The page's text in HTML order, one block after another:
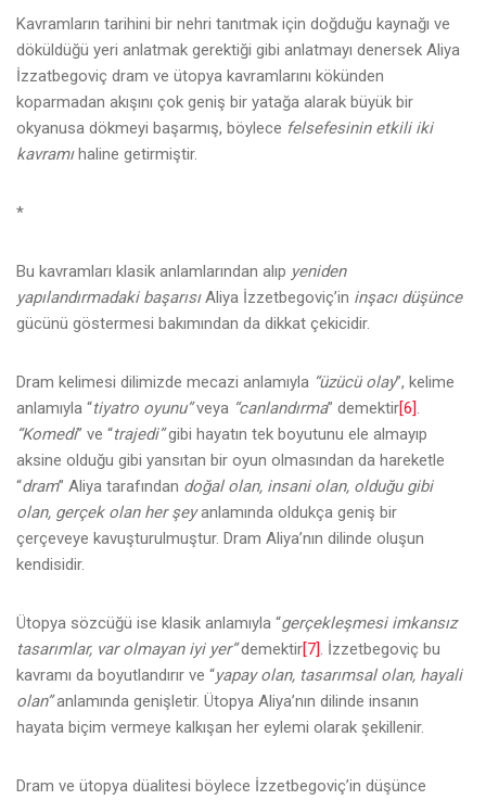
Kavramların tarihini bir nehri tanıtmak için doğduğu kaynağı ve
döküldüğü yeri anlatmak gerektiği gibi anlatmayı denersek Aliya
İzzatbegoviç dram ve ütopya kavramlarını kökünden
koparmadan akışını çok geniş bir yatağa alarak büyük bir
okyanusa dökmeyi başarmış, böylece felsefesinin etkili iki
kavramıhaline getirmiştir.
*
Bu kavramları klasik anlamlarından alıp yeniden
yapılandırmadaki başarısıAliya İzzetbegoviç’in inşacı düşünce
gücünü göstermesi bakımından da dikkat çekicidir.
Dram kelimesi dilimizde mecazi anlamıyla “üzücü olay”, kelime
anlamıyla “tiyatro oyunu”veya “canlandırma” demektir[6]
“Komedi” ve “trajedi”gibi hayatın tek boyutunu ele almayıp
aksine olduğu gibi yansıtan bir oyun olmasından da hareketle
“dram” Aliya tarafından doğal olan, insani olan, olduğu gibi
olan, gerçek olan her şeyanlamında oldukça geniş bir
çerçeveye kavuşturulmuştur. Dram Aliya’nın dilinde oluşun
kendisidir.
Ütopya sözcüğü ise klasik anlamıyla “gerçekleşmesi imkansız
tasarımlar, var olmayan iyi yer”demektir[7] . İzzetbegoviç bu
kavramı da boyutlandırır ve “yapay olan, tasarımsal olan, hayali
olan”anlamında genişletir. Ütopya Aliya’nın dilinde insanın
hayata biçim vermeye kalkışan her eylemi olarak şekillenir.
Dram ve ütopya düalitesi böylece İzzetbegoviç’in düşünce